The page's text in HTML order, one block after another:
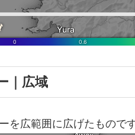
｜広域
を広範囲に広げたもので